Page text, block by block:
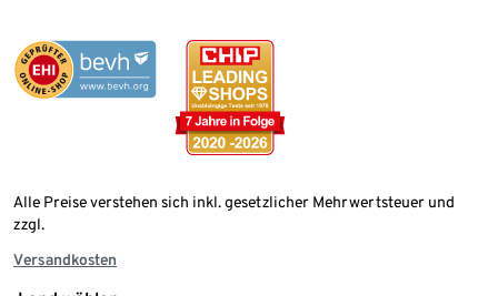
Alle Preise verstehen sich inkl. gesetzlicher Mehrwertsteuer und
zzgl.
Versandkosten